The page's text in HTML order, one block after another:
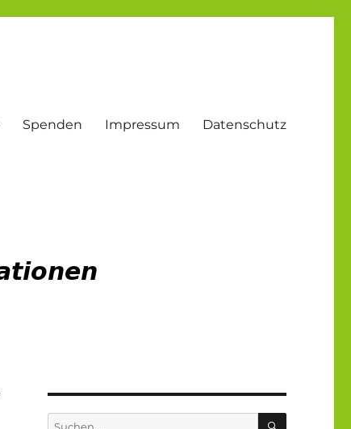
Spenden Impressum Datenschutz
Suche
SUCHEN